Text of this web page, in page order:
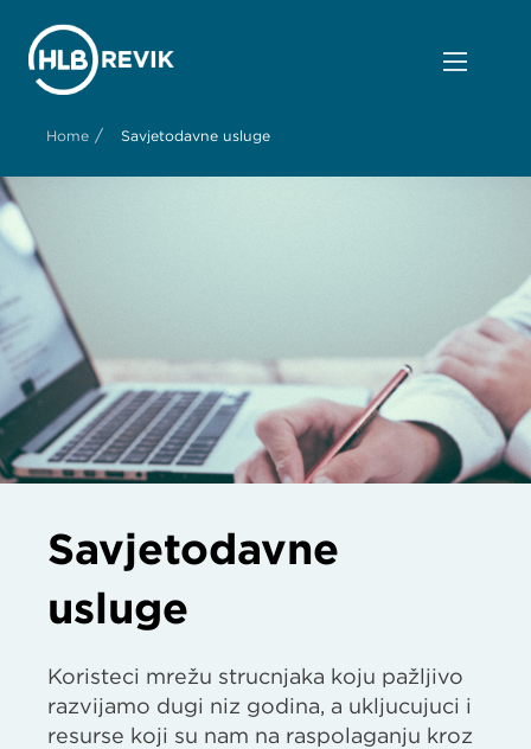
Home / Savjetodavne usluge
Savjetodavne
usluge
Koristeći mrežu stručnjaka koju pažljivo
razvijamo dugi niz godina, a uključujući i
resurse koji su nam na raspolaganju kroz